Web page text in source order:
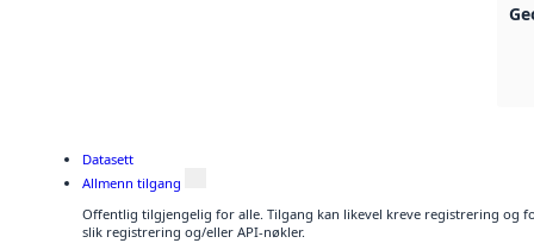
Datasett
Allmenn tilgang
Offentlig tilgjengelig for alle. Tilgang kan likevel kreve registrering og
slik registrering og/eller API-nøkler.